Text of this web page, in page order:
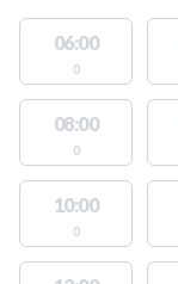
06:00
0
08:00
0
10:00
0